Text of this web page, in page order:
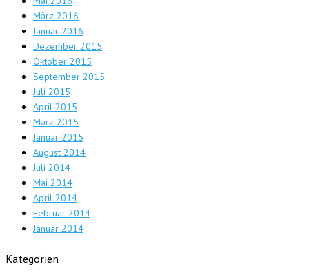
März 2016
Januar 2016
Dezember 2015
Oktober 2015
September 2015
Juli 2015
April 2015
März 2015
Januar 2015
August 2014
Juli 2014
Mai 2014
April 2014
Februar 2014
Januar 2014
Kategorien